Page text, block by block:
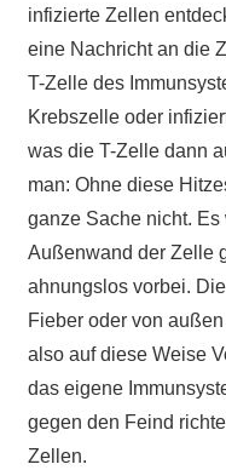
infizierte Zellen
eine Nachricht an die
T-Zelle des
Krebszelle oder
was die T-Zelle dann
man: Ohne diese
ganze Sache nicht.
Außenwand der Zelle
ahnungslos vorbei.
Fieber oder von
also auf diese Weise
das eigene
gegen den Feind
Zellen.